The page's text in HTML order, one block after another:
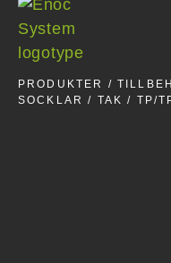
Skip
content
PRODUKTER /
SOCKLAR / TAK / TP/